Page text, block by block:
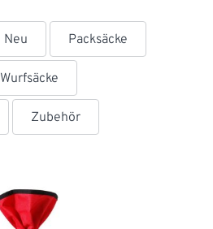
Neu Packsäcke
Wurfsäcke
Zubehör